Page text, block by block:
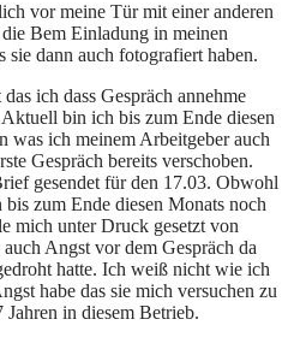
vor meine Tür mit einer anderen
Bem Einladung in meinen
sie dann auch fotografiert haben.
ich dass Gespräch annehme
bin ich bis zum Ende diesen
was ich meinem Arbeitgeber auch
Gespräch bereits verschoben.
gesendet für den 17.03. Obwohl
zum Ende diesen Monats noch
mich unter Druck gesetzt von
Angst vor dem Gespräch da
hatte. Ich weiß nicht wie ich
habe das sie mich versuchen zu
in diesem Betrieb.